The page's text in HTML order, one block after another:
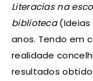
Literacias na
biblioteca(Ideias
anos. Tendo em
realidade
resultados